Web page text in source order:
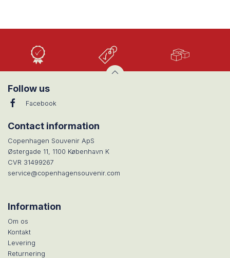
Kvalitet
Follow us
Facebook
Contact information
Copenhagen Souvenir ApS
Østergade 11, 1100 København K
CVR 31499267
service@copenhagensouvenir.com
Information
Om os
Kontakt
Levering
Returnering